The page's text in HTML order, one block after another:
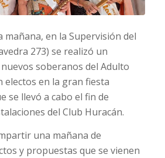
mañana, en la Supervisión del
273) se realizó un
soberanos del Adulto
en la gran fiesta
se llevó a cabo el fin de
del Club Huracán.
una mañana de
y propuestas que se vienen